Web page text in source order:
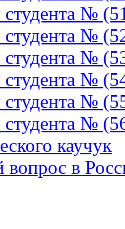
№
№
№
№
№
№
каучук
в